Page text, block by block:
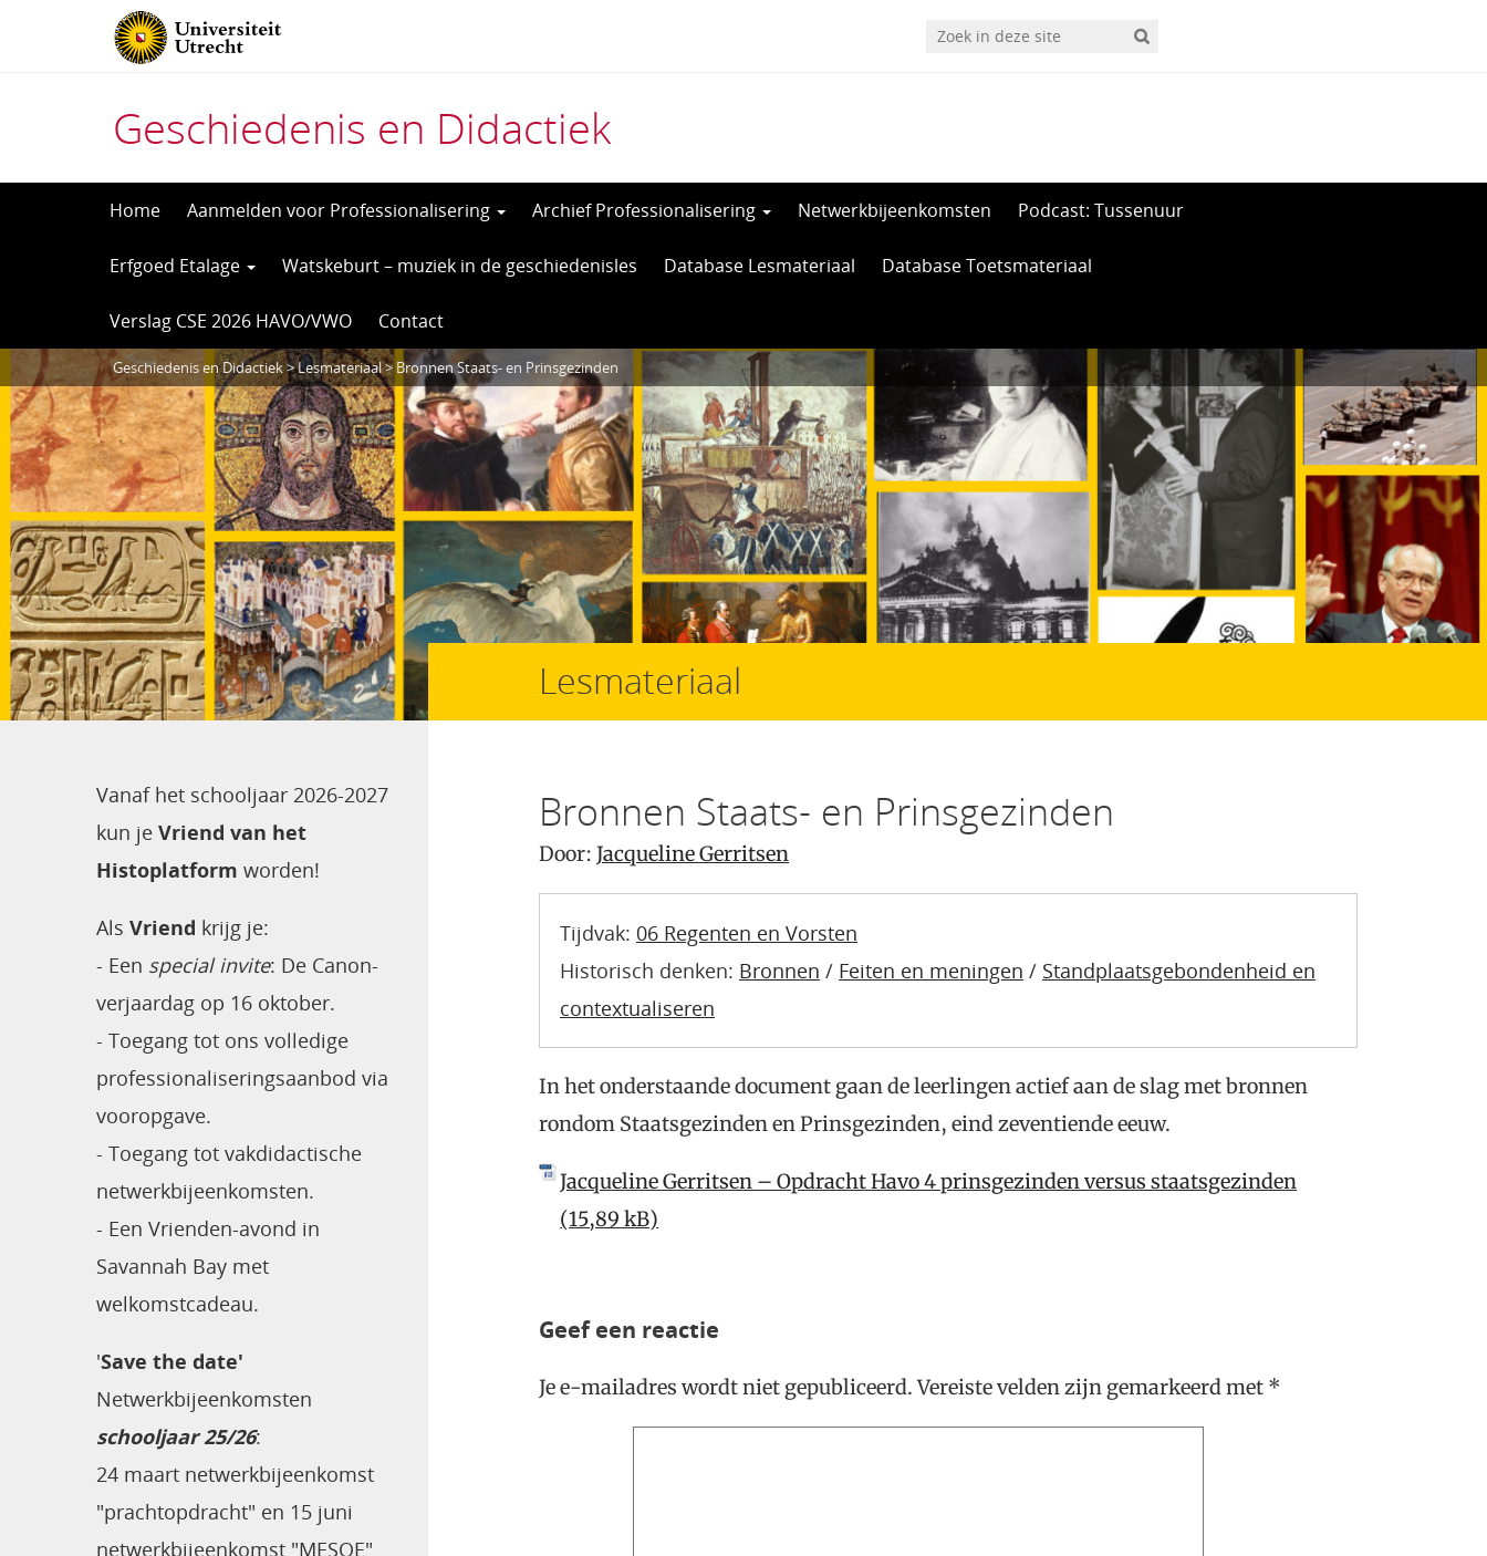
Geschiedenis en Didactiek
Home Aanmelden voor Professionalisering Archief Professionalisering Netwerkbijeenkomsten Podcast: Tussenuur
Erfgoed Etalage Watskeburt – muziek in de geschiedenisles Database Lesmateriaal Database Toetsmateriaal
Verslag CSE 2026 HAVO/VWO Contact
Geschiedenis en Didactiek>Lesmateriaal> Bronnen Staats- en Prinsgezinden
Vanaf het schooljaar 2026-2027
kun je Vriend van het
Histoplatform worden!
Als Vriend krijg je:
- Een special invite: De Canon-
verjaardag op 16 oktober.
- Toegang tot ons volledige
professionaliseringsaanbod via
vooropgave.
- Toegang tot vakdidactische
netwerkbijeenkomsten.
- Een Vrienden-avond in
Savannah Bay met
welkomstcadeau.
'Save the date'
Netwerkbijeenkomsten
schooljaar 25/26:
24 maart netwerkbijeenkomst
"prachtopdracht" en 15 juni
netwerkbijeenkomst "MESOE"
Lesmateriaal
Bronnen Staats- en Prinsgezinden
Door: Jacqueline Gerritsen
Tijdvak: 06 Regenten en Vorsten
Historisch denken: Bronnen / Feiten en meningen / Standplaatsgebondenheid en
contextualiseren
In het onderstaande document gaan de leerlingen actief aan de slag met bronnen
rondom Staatsgezinden en Prinsgezinden, eind zeventiende eeuw.
Jacqueline Gerritsen – Opdracht Havo 4 prinsgezinden versus staatsgezinden
Geef een reactie
Je e-mailadres wordt niet gepubliceerd. Vereiste velden zijn gemarkeerd met *